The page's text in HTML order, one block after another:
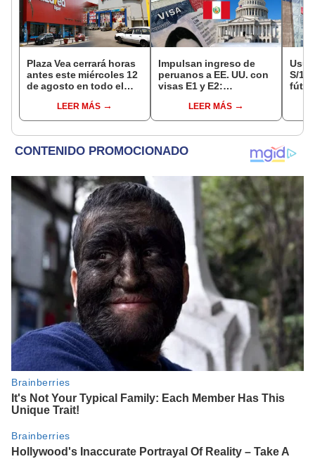
Plaza Vea cerrará horas
antes este miércoles 12
de agosto en todo el
hasta las 7 p.m.
LEER MÁS
Impulsan ingreso de
peruanos a EE. UU. con
visas E1 y E2:
pymes serían los más
beneficiados
LEER MÁS
S/